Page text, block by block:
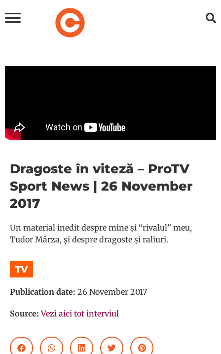
Dragoste în viteză – ProTV
Sport News | 26 November
2017
Un material inedit despre mine și “rivalul” meu,
Tudor Mârza, și despre dragoste și raliuri.
TV
Publication date: 26 November 2017
Source: Vezi aici tot interviul